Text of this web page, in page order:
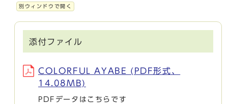
別ウィンドウで開く
添付ファイル
COLORFUL AYABE (PDF形式、
14.08MB)
PDFデータはこちらです